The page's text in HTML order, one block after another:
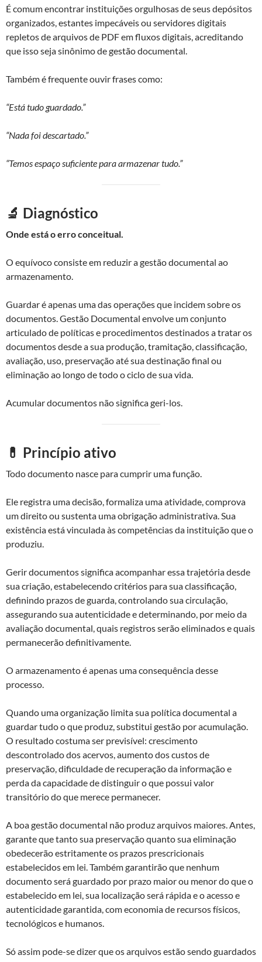
É comum encontrar instituições orgulhosas de seus depósitos
organizados, estantes impecáveis ou servidores digitais
repletos de arquivos de PDF em fluxos digitais, acreditando
que isso seja sinônimo de gestão documental.
Também é frequente ouvir frases como:
“Está tudo guardado.”
“Nada foi descartado.”
“Temos espaço suficiente para armazenar tudo.”
🔬 Diagnóstico
Onde está o erro conceitual.
O equívoco consiste em reduzir a gestão documental ao
armazenamento.
Guardar é apenas uma das operações que incidem sobre os
documentos. Gestão Documental envolve um conjunto
articulado de políticas e procedimentos destinados a tratar os
documentos desde a sua produção, tramitação, classificação,
avaliação, uso, preservação até sua destinação final ou
eliminação ao longo de todo o ciclo de sua vida.
Acumular documentos não significa geri-los.
💊 Princípio ativo
Todo documento nasce para cumprir uma função.
Ele registra uma decisão, formaliza uma atividade, comprova
um direito ou sustenta uma obrigação administrativa. Sua
existência está vinculada às competências da instituição que o
produziu.
Gerir documentos significa acompanhar essa trajetória desde
sua criação, estabelecendo critérios para sua classificação,
definindo prazos de guarda, controlando sua circulação,
assegurando sua autenticidade e determinando, por meio da
avaliação documental, quais registros serão eliminados e quais
permanecerão definitivamente.
O armazenamento é apenas uma consequência desse
processo.
Quando uma organização limita sua política documental a
guardar tudo o que produz, substitui gestão por acumulação.
O resultado costuma ser previsível: crescimento
descontrolado dos acervos, aumento dos custos de
preservação, dificuldade de recuperação da informação e
perda da capacidade de distinguir o que possui valor
transitório do que merece permanecer.
A boa gestão documental não produz arquivos maiores. Antes,
garante que tanto sua preservação quanto sua eliminação
obedecerão estritamente os prazos prescricionais
estabelecidos em lei. Também garantirão que nenhum
documento será guardado por prazo maior ou menor do que o
estabelecido em lei, sua localização será rápida e o acesso e
autenticidade garantida, com economia de recursos físicos,
tecnológicos e humanos.
Só assim pode-se dizer que os arquivos estão sendo guardados